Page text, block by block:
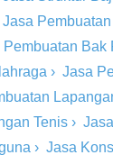
Jasa
Pembuatan Bak
› Jasa
Tenis ›
› Jasa